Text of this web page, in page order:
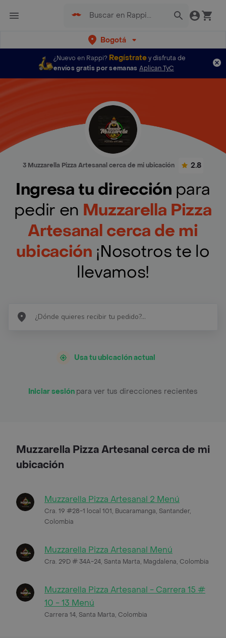
Bogotá
¿Nuevo en Rappi? Regístratey disfruta de
envíos gratis por semanas Aplican TyC
3 Muzzarella Pizza Artesanal cerca de mi ubicación 2.8
Ingresa tu dirección para
pedir en Muzzarella Pizza
Artesanal cerca de mi
ubicación ¡Nosotros te lo
llevamos!
Usa tu ubicación actual
Iniciar sesión para ver tus direcciones recientes
Muzzarella Pizza Artesanal cerca de mi
ubicación
Muzzarella Pizza Artesanal 2 Menú
Cra. 19 #28-1 local 101, Bucaramanga, Santander,
Colombia
Muzzarella Pizza Artesanal Menú
Cra. 29D # 34A-24, Santa Marta, Magdalena, Colombia
Muzzarella Pizza Artesanal - Carrera 15 #
10 - 13 Menú
Carrera 14, Santa Marta, Colombia